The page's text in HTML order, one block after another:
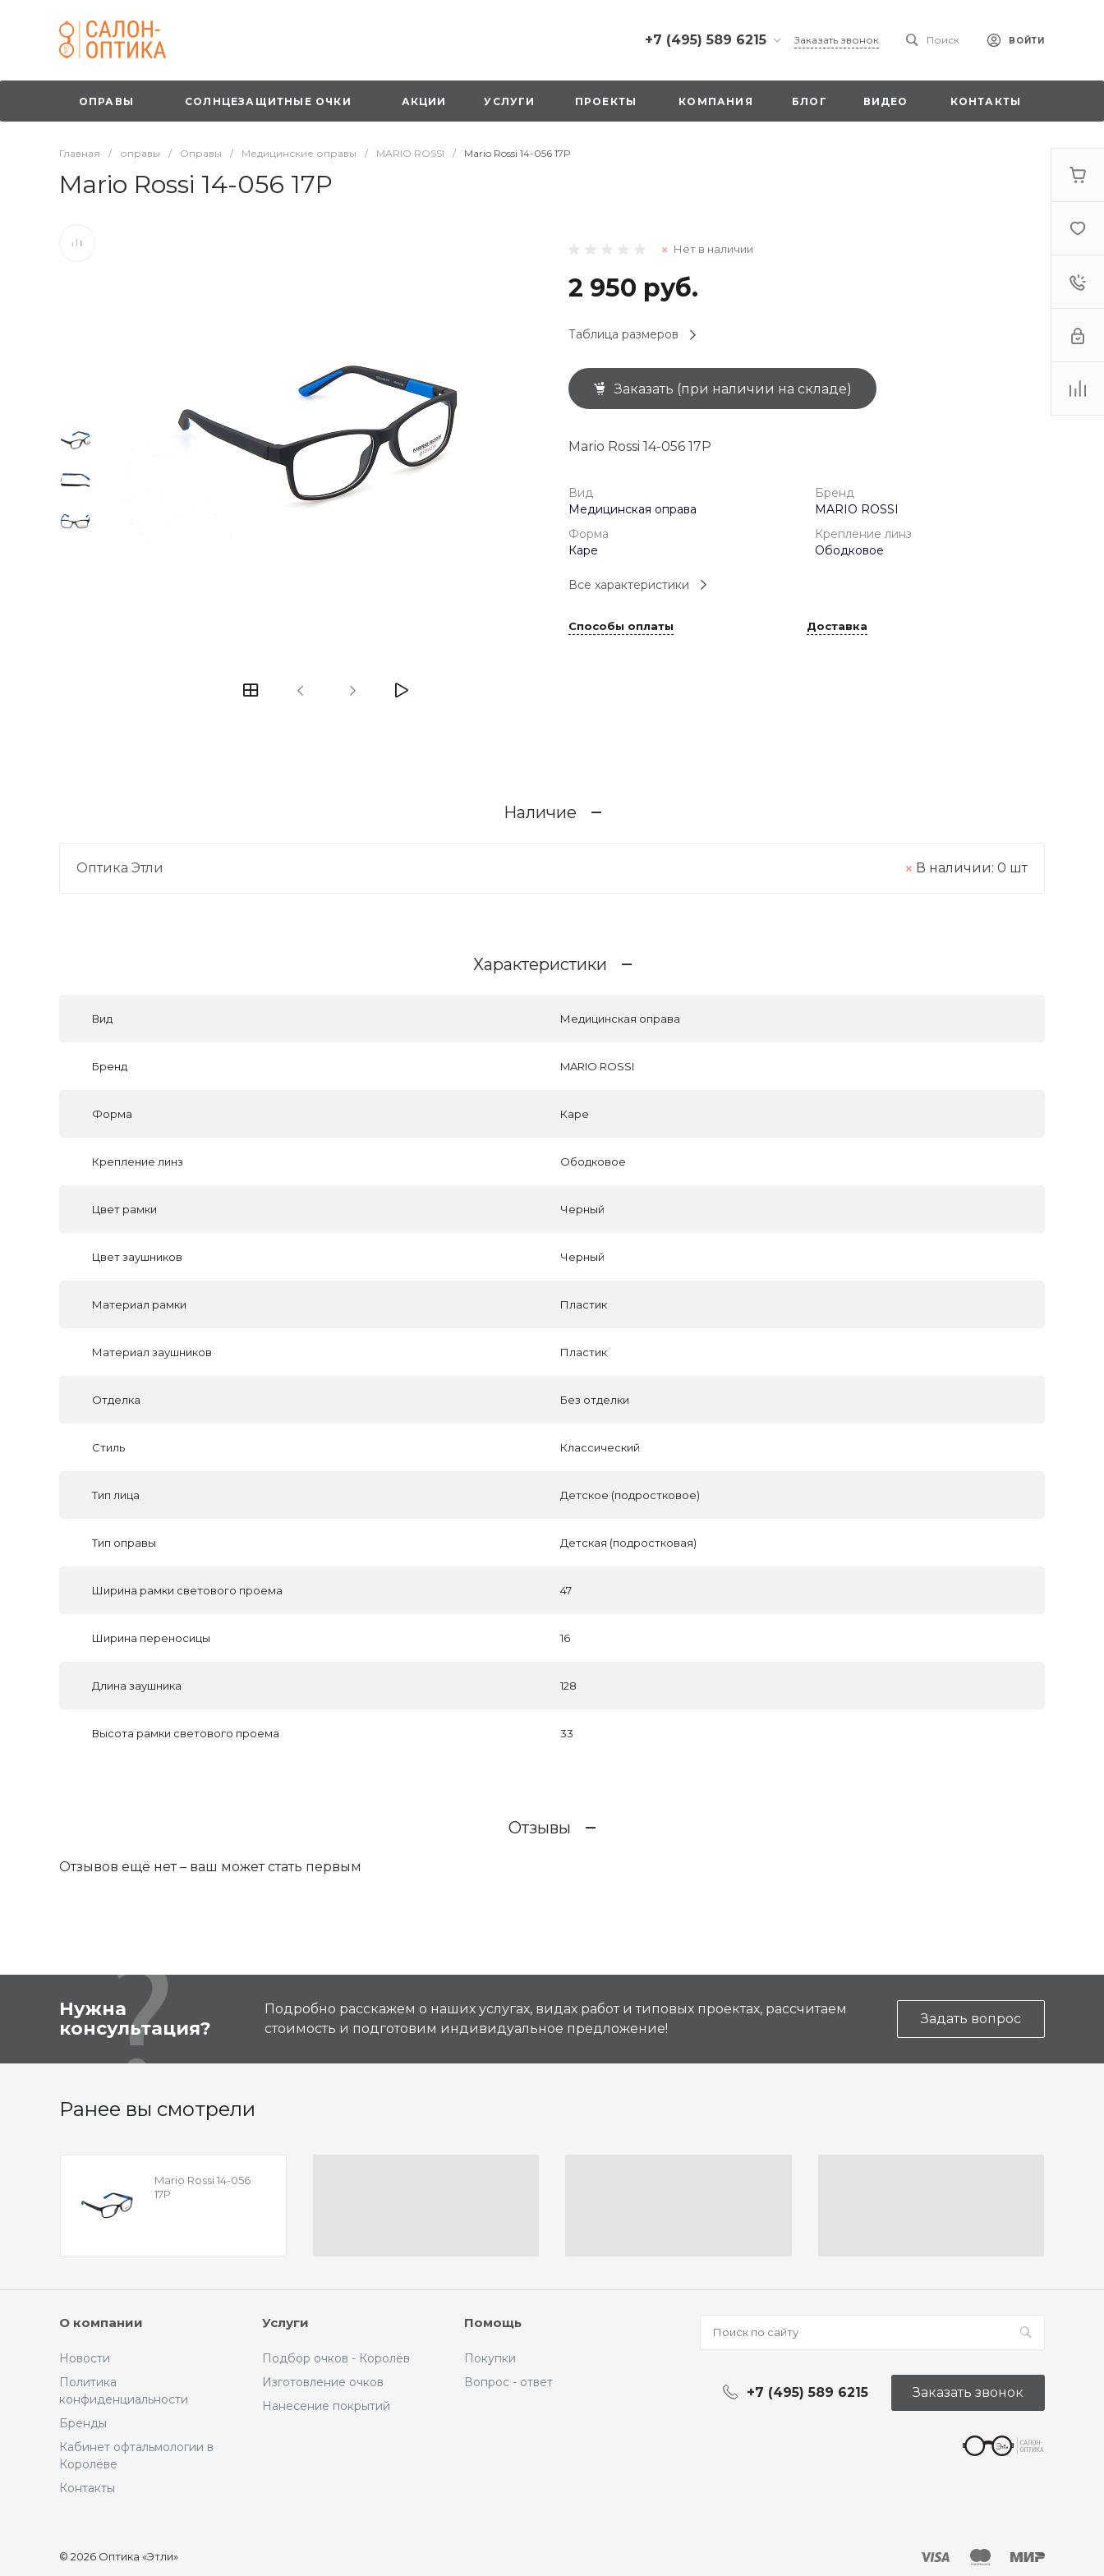
+7 (495) 589 6215
+7 (495) 589 6215
г. Москва, Русаковская
ул., д.1, вход с улицы со
стороны ТТК
г. Москва,
оранжевая вывеска
напротив «Перекрестка»
на 1 этаже
1 мая: 10:00-19:00
+7 (926) 092 4274
г. Королёв, пр-т
(0-9)
1 мая: 10:00-19:00
9 мая: 10:00-19:00
Заказать звонок Поиск ВОЙТИ
ОПРАВЫ СОЛНЦЕЗАЩИТНЫЕ ОЧКИ АКЦИИ УСЛУГИ ПРОЕКТЫ КОМПАНИЯ БЛОГ ВИДЕО КОНТАКТЫ
Главная / оправы / Оправы / Медицинские оправы / MARIO ROSSI / Mario Rossi 14-056 17P
Mario Rossi 14-056 17P
Нет в наличии
2 950 руб.
Таблица размеров
Заказать (при наличии на складе)
Mario Rossi 14-056 17P
Вид
Медицинская оправа
Бренд
MARIO ROSSI
Форма
Каре
Крепление линз
Ободковое
Все характеристики
Способы оплаты Доставка
Наличие
Оптика Этли В наличии: 0 шт
Характеристики
Вид Медицинская оправа
Бренд MARIO ROSSI
Форма Каре
Крепление линз Ободковое
Цвет рамки Черный
Цвет заушников Черный
Материал рамки Пластик
Материал заушников Пластик
Отделка Без отделки
Стиль Классический
Тип лица Детское (подростковое)
Тип оправы Детская (подростковая)
Ширина рамки светового проема 47
Ширина переносицы 16
Длина заушника 128
Высота рамки светового проема 33
Отзывы
Отзывов ещё нет – ваш может стать первым
Нужна
консультация?
Подробно расскажем о наших услугах, видах работ и типовых проектах, рассчитаем
стоимость и подготовим индивидуальное предложение!
Задать вопрос
Ранее вы смотрели
Mario Rossi 14-056
17P
О компании
Новости
Политика
конфиденциальности
Бренды
Кабинет офтальмологии в
Королёве
Контакты
Услуги
Подбор очков - Королёв
Изготовление очков
Нанесение покрытий
Помощь
Покупки
Вопрос - ответ
+7 (495) 589 6215 Заказать звонок
© 2026 Оптика «Этли»